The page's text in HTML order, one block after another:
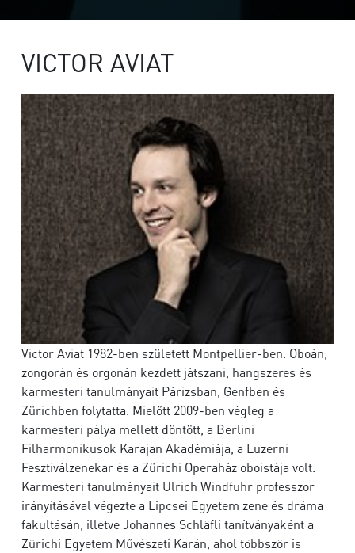
VICTOR AVIAT
Victor Aviat 1982-ben született Montpellier-ben. Oboán,
zongorán és orgonán kezdett játszani, hangszeres és
karmesteri tanulmányait Párizsban, Genfben és
Zürichben folytatta. Mielőtt 2009-ben végleg a
karmesteri pálya mellett döntött, a Berlini
Filharmonikusok Karajan Akadémiája, a Luzerni
Fesztiválzenekar és a Zürichi Operaház oboistája volt.
Karmesteri tanulmányait Ulrich Windfuhr professzor
irányításával végezte a Lipcsei Egyetem zene és dráma
fakultásán, illetve Johannes Schläfli tanítványaként a
Zürichi Egyetem Művészeti Karán, ahol többször is